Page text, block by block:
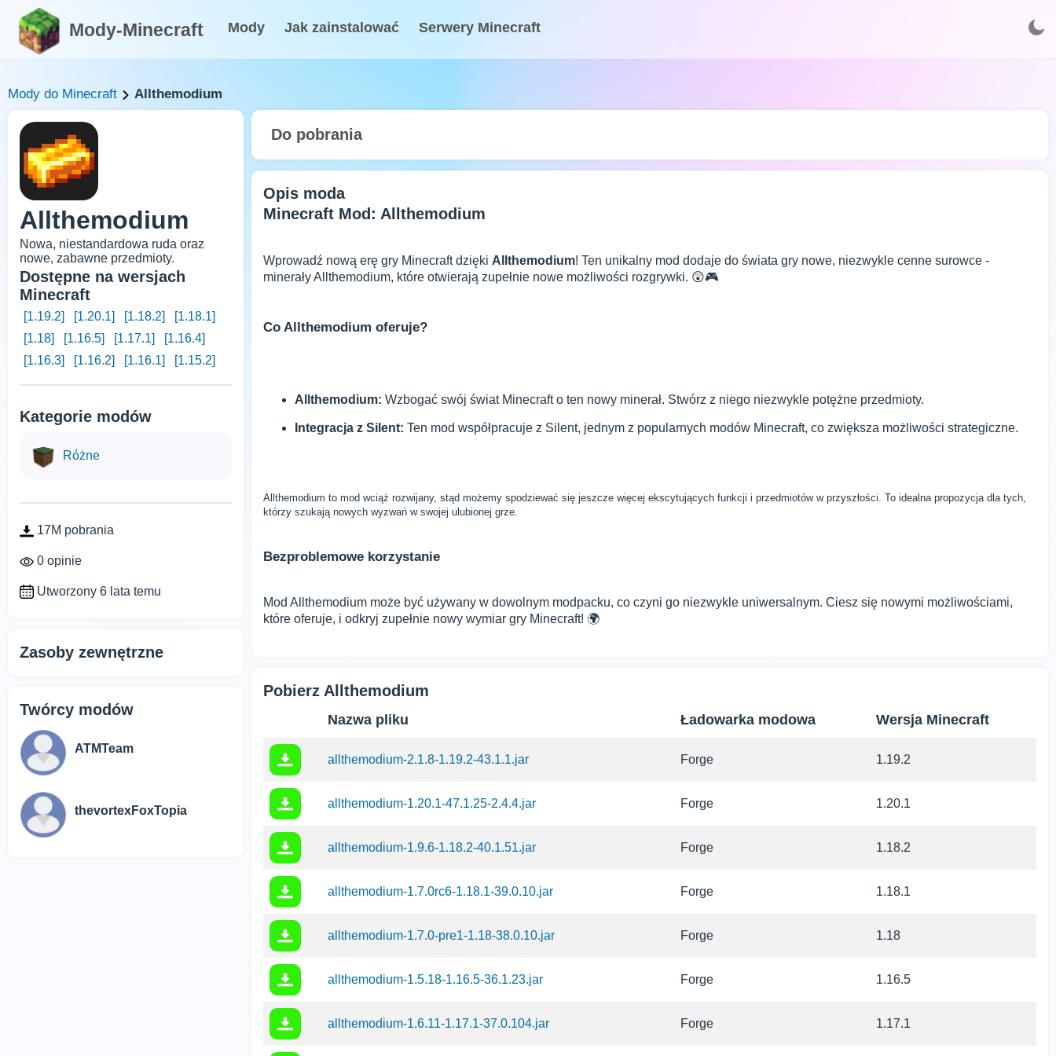
Mody-Minecraft Mody Jak zainstalować Serwery Minecraft
Mody do Minecraft Allthemodium
Allthemodium
Nowa, niestandardowa ruda oraz
nowe, zabawne przedmioty.
Dostępne na wersjach
Minecraft
[1.19.2] [1.20.1] [1.18.2]
[1.18.1]
[1.18]
[1.16.5] [1.17.1]
[1.16.4]
[1.16.3]
[1.16.2] [1.16.1] [1.15.2]
Kategorie modów
Różne
17M pobrania
0 opinie
Utworzony 6 lata temu
Zasoby zewnętrzne
Twórcy modów
ATMTeam
thevortexFoxTopia
Do pobrania
Opis moda
Minecraft Mod: Allthemodium
Wprowadź nową erę gry Minecraft dzięki Allthemodium! Ten unikalny mod dodaje do świata gry nowe, niezwykle cenne surowce -
minerały Allthemodium, które otwierają zupełnie nowe możliwości rozgrywki. 😲🎮
Co Allthemodium oferuje?
Allthemodium: Wzbogać swój świat Minecraft o ten nowy minerał. Stwórz z niego niezwykle potężne przedmioty.
Integracja z Silent: Ten mod współpracuje z Silent, jednym z popularnych modów Minecraft, co zwiększa możliwości strategiczne.
Allthemodium to mod wciąż rozwijany, stąd możemy spodziewać się jeszcze więcej ekscytujących funkcji i przedmiotów w przyszłości. To idealna propozycja dla tych,
którzy szukają nowych wyzwań w swojej ulubionej grze.
Bezproblemowe korzystanie
Mod Allthemodium może być używany w dowolnym modpacku, co czyni go niezwykle uniwersalnym. Ciesz się nowymi możliwościami,
które oferuje, i odkryj zupełnie nowy wymiar gry Minecraft! 🌍
Pobierz Allthemodium
Nazwa pliku Ładowarka modowa Wersja Minecraft
allthemodium-2.1.8-1.19.2-43.1.1.jar Forge 1.19.2
allthemodium-1.20.1-47.1.25-2.4.4.jar Forge 1.20.1
allthemodium-1.9.6-1.18.2-40.1.51.jar Forge 1.18.2
allthemodium-1.7.0rc6-1.18.1-39.0.10.jar Forge 1.18.1
allthemodium-1.7.0-pre1-1.18-38.0.10.jar Forge 1.18
allthemodium-1.5.18-1.16.5-36.1.23.jar Forge 1.16.5
allthemodium-1.6.11-1.17.1-37.0.104.jar Forge 1.17.1